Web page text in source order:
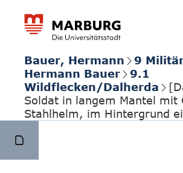
Bauer, Hermann
9
Hermann Bauer
9.1
Wildflecken/Dalherda
Soldat in langem Mantel mit
Stahlhelm, im Hintergrund